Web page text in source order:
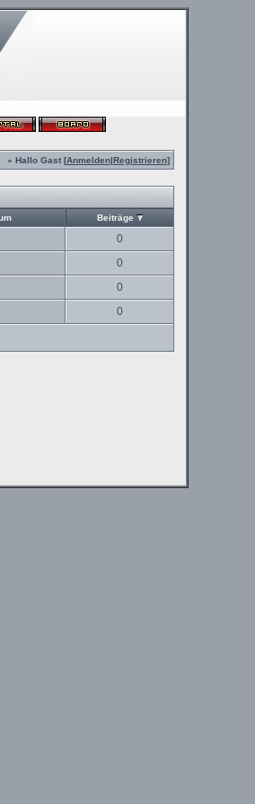
» Hallo Gast [Anmelden|Registrieren]
Beiträge
0
0
0
0